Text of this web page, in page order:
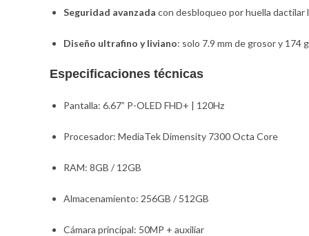
Seguridad avanzada con desbloqueo por huella dactilar
Diseño ultrafino y liviano: solo 7.9 mm de grosor y 174
Especificaciones técnicas
Pantalla: 6.67” P-OLED FHD+ | 120Hz
Procesador: MediaTek Dimensity 7300 Octa Core
RAM: 8GB / 12GB
Almacenamiento: 256GB / 512GB
Cámara principal: 50MP + auxiliar